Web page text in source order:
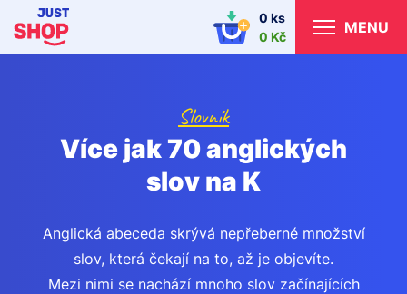
0 ks
0 Kč
MENU
Slovník
Více jak 70 anglických
slov na K
Anglická abeceda skrývá nepřeberné množství
slov, která čekají na to, až je objevíte.
Mezi nimi se nachází mnoho slov začínajících